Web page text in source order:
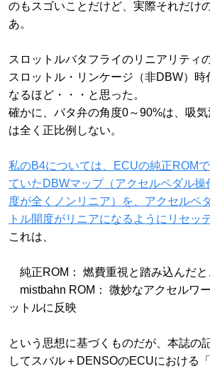
のもスゴいことだけど、実際それだけ
あ。
スロットルバタフライのリニアリティ
スロットル・リンケージ（非DBW）時
なるほど・・・と思った。
確かに、バタ弁の角度0～90%は、吸
は全く正比例しない。
私のB4については、ECUの純正ROM
ていたDBWマップ（アクセルペダル操
度が全くノンリニア）を、アクセルペ
トル開度がリニアになるようにリセッ
これは、
純正ROM： 燃費重視と踏み込んだと
mistbahn ROM： 微妙なアクセルワ
ットルに反映
という思想に基づくものだが、本誌の
してスバル＋DENSOのECUにおける